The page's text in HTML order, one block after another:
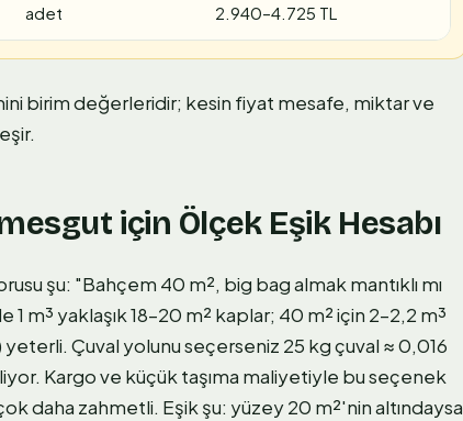
adet 2.940–4.725 TL
birim değerleridir; kesin fiyat mesafe, miktar ve
için Ölçek Eşik Hesabı
şu: "Bahçem 40 m², big bag almak mantıklı mı
m³ yaklaşık 18–20 m² kaplar; 40 m² için 2–2,2 m³
yeterli. Çuval yolunu seçerseniz 25 kg çuval ≈ 0,016
Kargo ve küçük taşıma maliyetiyle bu seçenek
daha zahmetli. Eşik şu: yüzey 20 m²'nin altındaysa